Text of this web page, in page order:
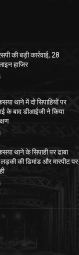
की बड़ी कार्रवाई, 28
हाजिर
थाने में दो सिपाहियों पर
के बाद डीआईजी ने किया
थाने के सिपाही पर ढाबा
की डिमांड और मारपीट पर